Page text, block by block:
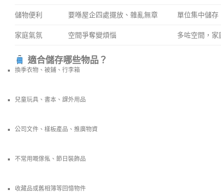
儲物便利 要喺屋企四處擺放、雜亂無章 單位集中儲
家庭氣氛 空間爭奪變煩惱 多咗空間，家
適合儲存哪些物品？
換季衣物、被鋪、行李箱
兒童玩具、書本、課外用品
公司文件、樣板產品、推廣物資
不常用嘅傢俬、節日裝飾品
收藏品或舊相簿等回憶物件